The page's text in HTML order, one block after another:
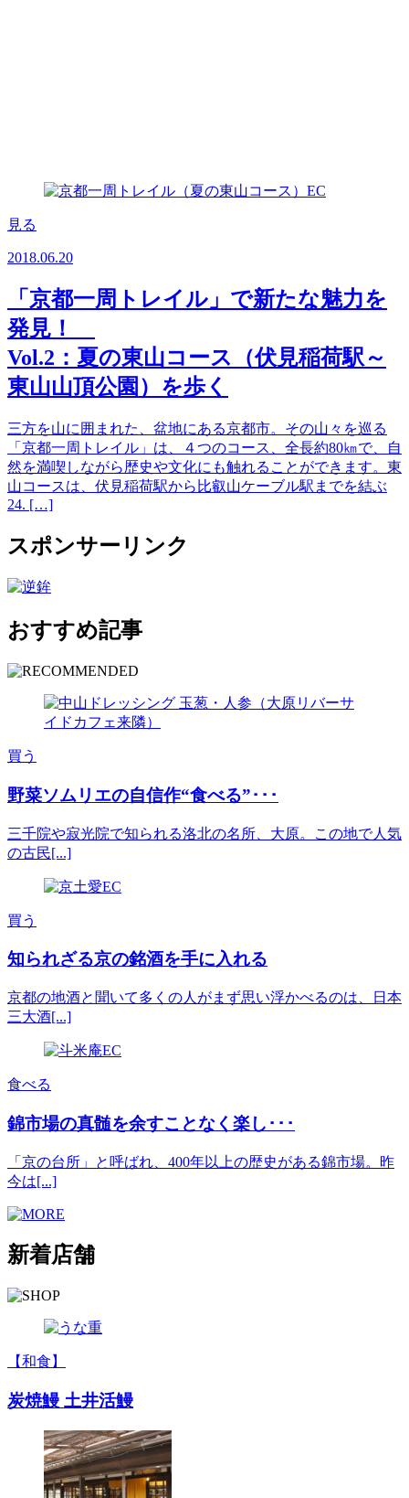
見る
2018.06.20
「京都一周トレイル」で新たな魅力を
発見！
Vol.2：夏の東山コース（伏見稲荷駅～
東山山頂公園）を歩く
三方を山に囲まれた、盆地にある京都市。その山々を巡る
「京都一周トレイル」は、４つのコース、全長約80㎞で、自
然を満喫しながら歴史や文化にも触れることができます。東
山コースは、伏見稲荷駅から比叡山ケーブル駅までを結ぶ
24. […]
スポンサーリンク
おすすめ記事
買う
野菜ソムリエの自信作“食べる”･･･
三千院や寂光院で知られる洛北の名所、大原。この地で人気
の古民[...]
買う
知られざる京の銘酒を手に入れる
京都の地酒と聞いて多くの人がまず思い浮かべるのは、日本
三大酒[...]
食べる
錦市場の真髄を余すことなく楽し･･･
「京の台所」と呼ばれ、400年以上の歴史がある錦市場。昨
今は[...]
新着店舗
【和食】
炭焼鰻 土井活鰻